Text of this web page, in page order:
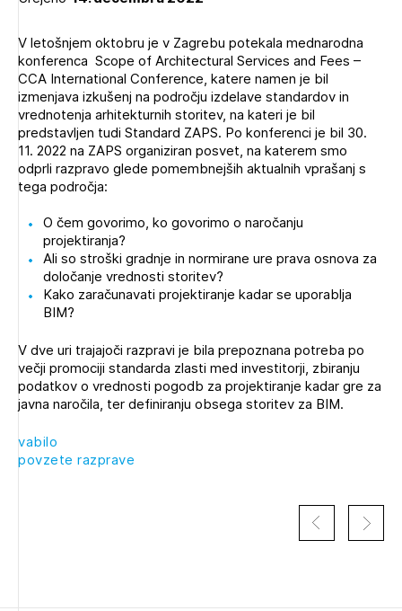
POZABLJENO GESLO
REGISTRIRAJTE SE
V letošnjem oktobru je v Zagrebu potekala mednarodna
konferenca Scope of Architectural Services and Fees –
CCA International Conference, katere namen je bil
izmenjava izkušenj na področju izdelave standardov in
vrednotenja arhitekturnih storitev, na kateri je bil
predstavljen tudi Standard ZAPS. Po konferenci je bil 30.
11. 2022 na ZAPS organiziran posvet, na katerem smo
odprli razpravo glede pomembnejših aktualnih vprašanj s
tega področja:
O čem govorimo, ko govorimo o naročanju
projektiranja?
Ali so stroški gradnje in normirane ure prava osnova za
določanje vrednosti storitev?
Kako zaračunavati projektiranje kadar se uporablja
BIM?
V dve uri trajajoči razpravi je bila prepoznana potreba po
večji promociji standarda zlasti med investitorji, zbiranju
podatkov o vrednosti pogodb za projektiranje kadar gre za
javna naročila, ter definiranju obsega storitev za BIM.
vabilo
povzete razprave
Tedenski novičnik javnih naročil
Dnevne medijske objave
NAPREJ